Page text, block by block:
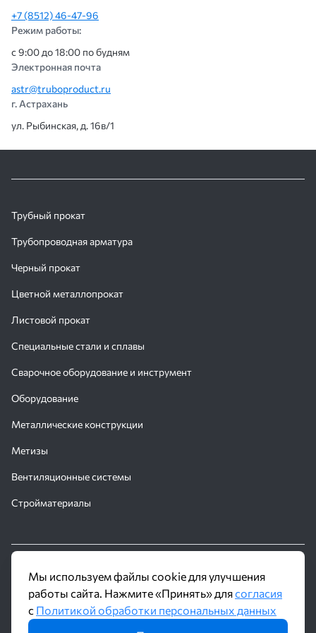
+7 (8512) 46-47-96
Режим работы:
с 9:00 до 18:00 по будням
Электронная почта
astr@truboproduct.ru
г. Астрахань
ул. Рыбинская, д. 16в/1
Трубный прокат
Трубопроводная арматура
Черный прокат
Цветной металлопрокат
Листовой прокат
Специальные стали и сплавы
Сварочное оборудование и инструмент
Оборудование
Металлические конструкции
Метизы
Вентиляционные системы
Стройматериалы
© 2016 - 2026 Производственное объединение «Трубное
Решение»
Политика обработки персональных данных
Мы используем файлы cookie для улучшения
работы сайта. Нажмите «Принять» длясогласия
с Политикой обработки персональных данных